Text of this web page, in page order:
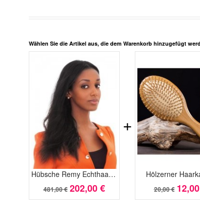
Wählen Sie die Artikel aus, die dem Warenkorb hinzugefügt
Hübsche Remy Echthaar Wunderbare Spitzefront Perücke
481,00 € 202,00 €
Hölzerner
20,00 €
+